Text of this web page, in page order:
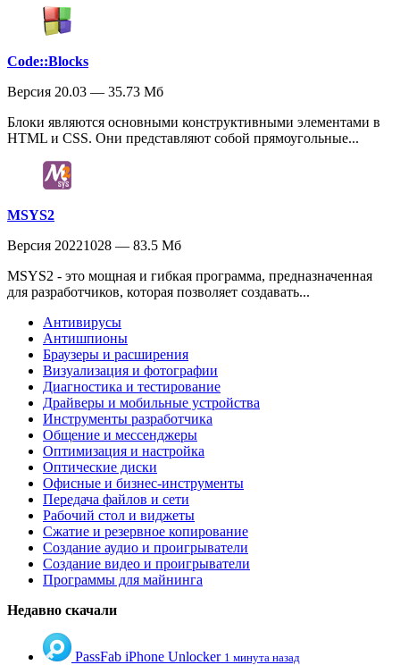
Code::Blocks
Версия 20.03 — 35.73 Мб
Блоки являются основными конструктивными элементами в
HTML и CSS. Они представляют собой прямоугольные...
MSYS2
Версия 20221028 — 83.5 Мб
MSYS2 - это мощная и гибкая программа, предназначенная
для разработчиков, которая позволяет создавать...
Антивирусы
Антишпионы
Браузеры и расширения
Визуализация и фотографии
Диагностика и тестирование
Драйверы и мобильные устройства
Инструменты разработчика
Общение и мессенджеры
Оптимизация и настройка
Оптические диски
Офисные и бизнес-инструменты
Передача файлов и сети
Рабочий стол и виджеты
Сжатие и резервное копирование
Создание аудио и проигрыватели
Создание видео и проигрыватели
Программы для майнинга
Недавно скачали
PassFab iPhone Unlocker 1 минута назад